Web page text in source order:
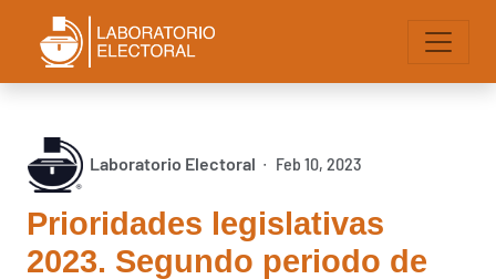
Laboratorio Electoral ∙ Feb 10, 2023
Prioridades legislativas
2023. Segundo periodo de